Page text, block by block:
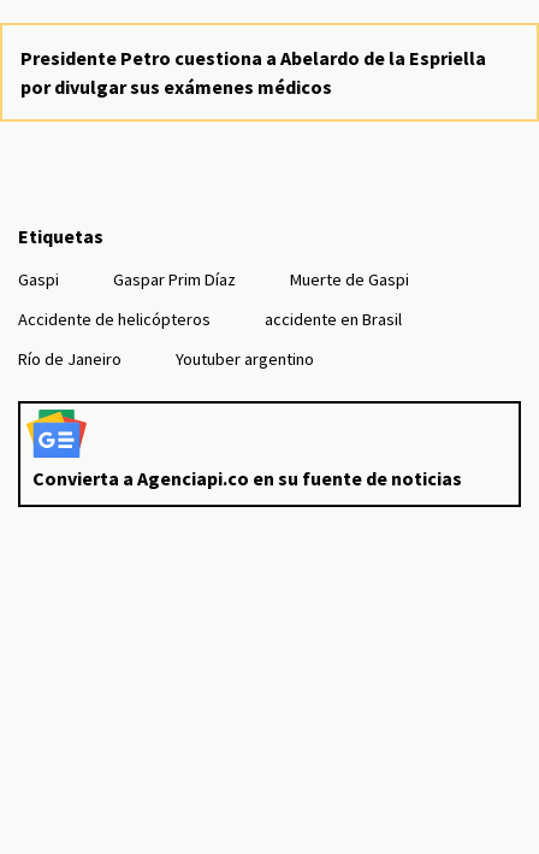
Presidente Petro cuestiona a Abelardo de la Espriella
por divulgar sus exámenes médicos
Etiquetas
Gaspi Gaspar Prim Díaz
Muerte de Gaspi
Accidente de helicópteros
accidente en Brasil
Río de Janeiro
Youtuber argentino
Convierta a Agenciapi.co en su fuente de noticias